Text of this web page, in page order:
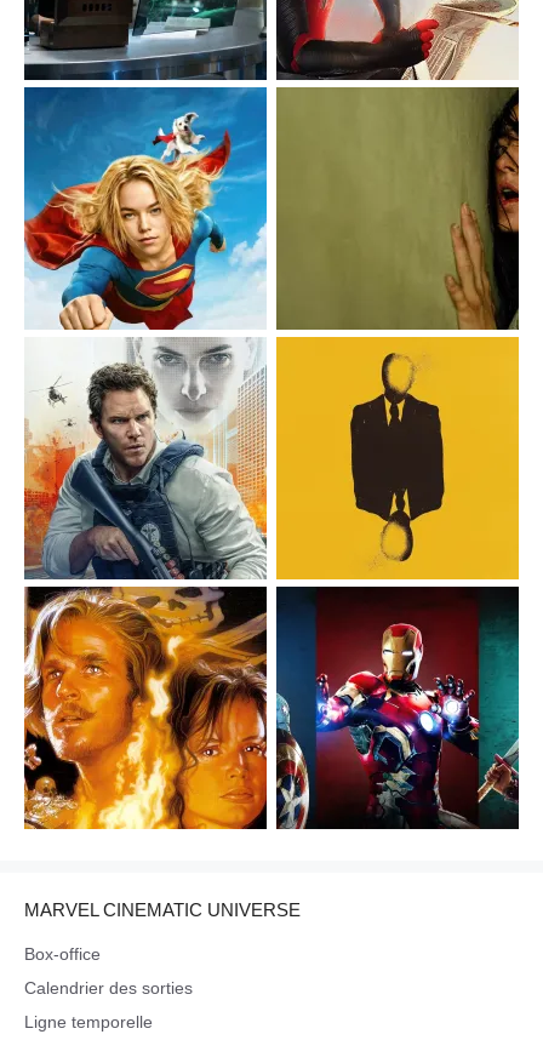
MARVEL CINEMATIC UNIVERSE
Box-office
Calendrier des sorties
Ligne temporelle